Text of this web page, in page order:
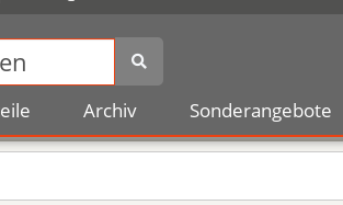
Archiv Sonderangebote